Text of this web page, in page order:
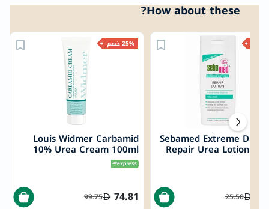
How about these?
25% خصم
Louis Widmer Carbamid
10% Urea Cream 100ml
74.81
99.75
Sebamed Extreme Dry
Repair Urea Lotion
25.50